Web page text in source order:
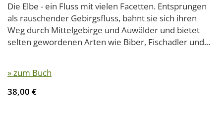
Die Elbe - ein Fluss mit vielen Facetten. Entsprungen
als rauschender Gebirgsfluss, bahnt sie sich ihren
Weg durch Mittelgebirge und Auwälder und bietet
selten gewordenen Arten wie Biber, Fischadler und...
» zum Buch
38,00 €